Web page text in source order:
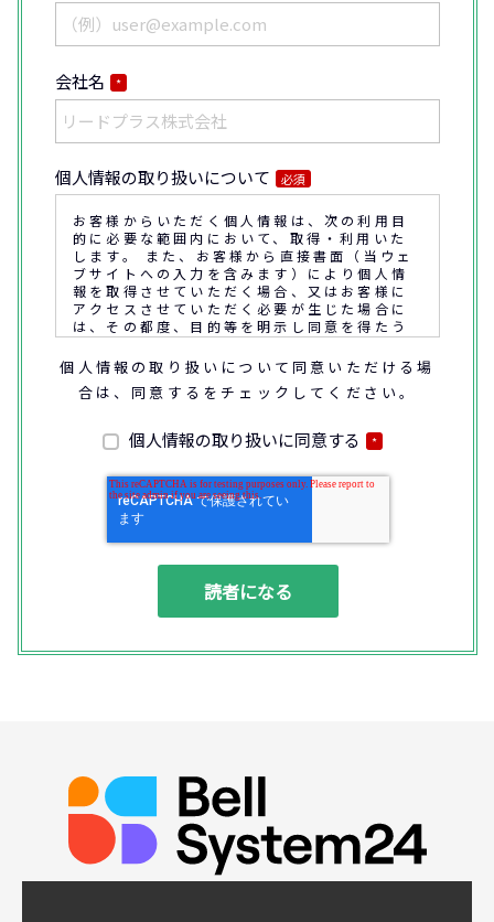
会社名 *
個人情報の取り扱いについて 必須
お客様からいただく個人情報は、次の利用目
的に必要な範囲内において、取得・利用いた
します。 また、お客様から直接書面（当ウェ
ブサイトへの入力を含みます）により個人情
報を取得させていただく場合、又はお客様に
アクセスさせていただく必要が生じた場合に
は、その都度、目的等を明示し同意を得たう
えで取得又はアクセスさせていただきます。
なお、通話内容の確認や応対品質の評価・研
客様との通話内容を書面、音声又は電子的方
法により記録させていただくことがありま
◆個人情報の利用目的
(1) お問い合わせいただいた内容やご相談に
行、その他業務上必要な事務連絡を行うため
(3) ご要望いただいた資料の発送や確認した
(4) ダイレクトメール、電子メール、電話等
◆取得する個人データの項目
所属組織名（会社名・団体名等）、氏名、部
署、役職、業種、ご住所、電話番号、E-Mail
アドレス
個人情報の取り扱いについて同意いただける場
合は、同意するをチェックしてください。
個人情報の取り扱いに同意する *